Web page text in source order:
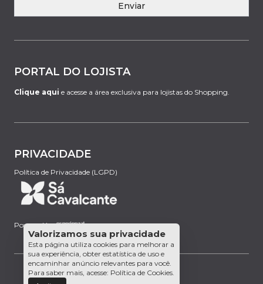
Enviar
PORTAL DO LOJISTA
Clique aqui e acesse a área exclusiva para lojistas do Shopping.
PRIVACIDADE
Política de Privacidade (LGPD)
Powered by:
Valorizamos sua privacidade
Esta página utiliza cookies para melhorar a
sua experiência, obter estatística de uso e
encaminhar anúncio relevantes para você.
Para saber mais, acesse: Política de Cookies.